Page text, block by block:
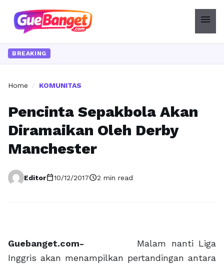
menu
BREAKING
Home / KOMUNITAS
Pencinta Sepakbola Akan
Diramaikan Oleh Derby
Manchester
Editorcalendar_today10/12/2017schedule2 min read
Guebanget.com-
Malam nanti Liga
Inggris akan menampilkan pertandingan antara